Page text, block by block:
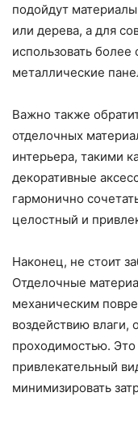
подойдут
или дерева, а для
использовать
металлические
Важно также
отделочных
интерьера, такими
декоративные
гармонично
целостный и
Наконец, не стоит
Отделочные
механическим
воздействию влаги,
проходимостью. Это
привлекательный
минимизировать